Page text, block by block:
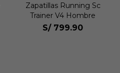
Zapatillas Running Sc
Trainer V4 Hombre
S/ 799.90